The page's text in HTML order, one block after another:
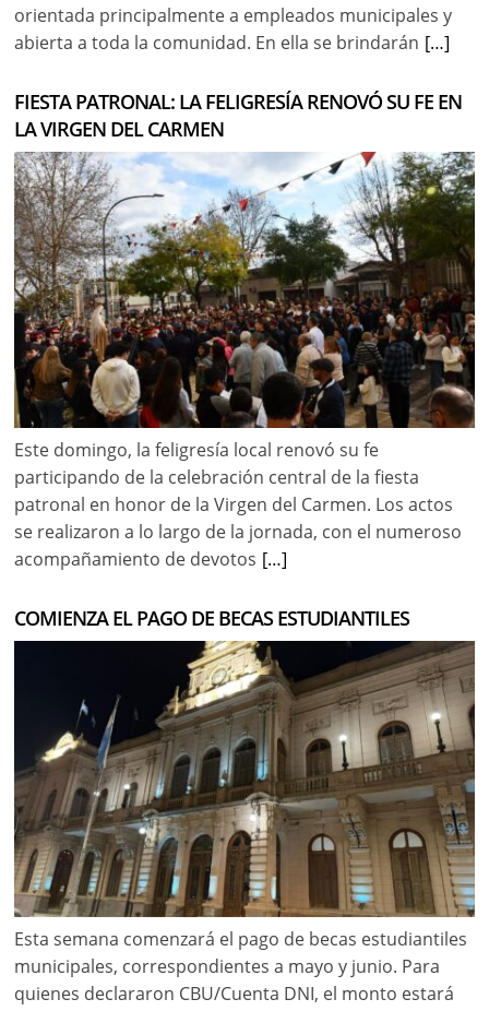
orientada principalmente a empleados municipales y
abierta a toda la comunidad. En ella se brindarán […]
FIESTA PATRONAL: LA FELIGRESÍA RENOVÓ SU FE EN
LA VIRGEN DEL CARMEN
Este domingo, la feligresía local renovó su fe
participando de la celebración central de la fiesta
patronal en honor de la Virgen del Carmen. Los actos
se realizaron a lo largo de la jornada, con el numeroso
acompañamiento de devotos […]
COMIENZA EL PAGO DE BECAS ESTUDIANTILES
Esta semana comenzará el pago de becas estudiantiles
municipales, correspondientes a mayo y junio. Para
quienes declararon CBU/Cuenta DNI, el monto estará